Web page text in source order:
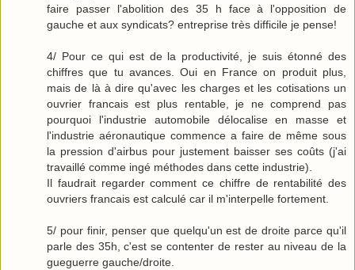
faire passer l'abolition des 35 h face à l'opposition de
gauche et aux syndicats? entreprise très difficile je pense!
4/ Pour ce qui est de la productivité, je suis étonné des
chiffres que tu avances. Oui en France on produit plus,
mais de là à dire qu'avec les charges et les cotisations un
ouvrier francais est plus rentable, je ne comprend pas
pourquoi l'industrie automobile délocalise en masse et
l'industrie aéronautique commence a faire de même sous
la pression d'airbus pour justement baisser ses coûts (j'ai
travaillé comme ingé méthodes dans cette industrie).
Il faudrait regarder comment ce chiffre de rentabilité des
ouvriers francais est calculé car il m'interpelle fortement.
5/ pour finir, penser que quelqu'un est de droite parce qu'il
parle des 35h, c'est se contenter de rester au niveau de la
gueguerre gauche/droite.